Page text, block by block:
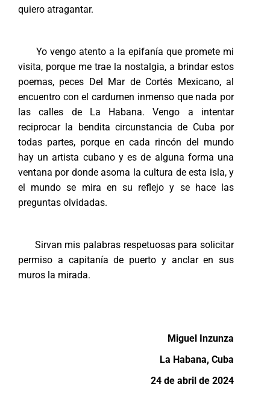
quiero atragantar.
Yo vengo atento a la epifanía que promete mi
visita, porque me trae la nostalgia, a brindar estos
poemas, peces Del Mar de Cortés Mexicano, al
encuentro con el cardumen inmenso que nada por
las calles de La Habana. Vengo a intentar
reciprocar la bendita circunstancia de Cuba por
todas partes, porque en cada rincón del mundo
hay un artista cubano y es de alguna forma una
ventana por donde asoma la cultura de esta isla, y
el mundo se mira en su reflejo y se hace las
preguntas olvidadas.
Sirvan mis palabras respetuosas para solicitar
permiso a capitanía de puerto y anclar en sus
muros la mirada.
Miguel Inzunza
La Habana, Cuba
24 de abril de 2024